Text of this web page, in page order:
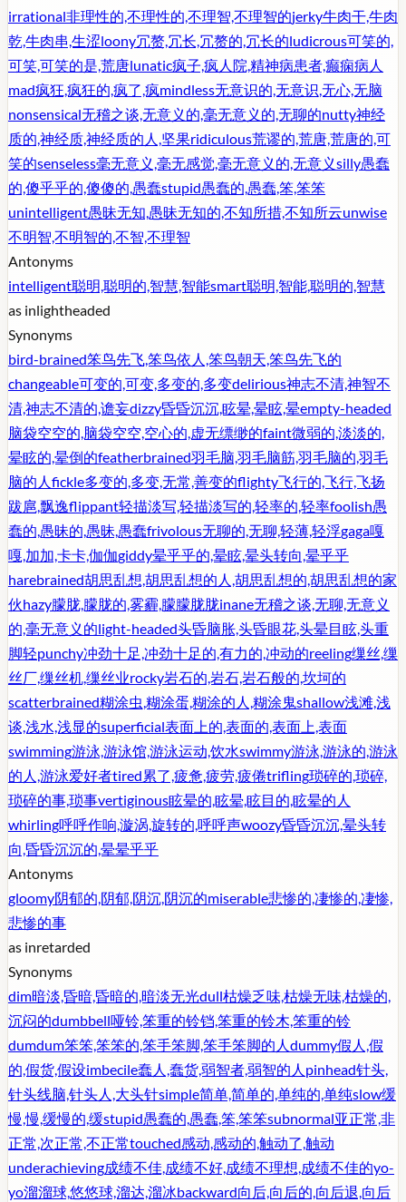
irrational非理性的,不理性的,不理智,不理智的jerky牛肉干,牛肉
乾,牛肉串,生涩loony冗赘,冗长,冗赘的,冗长的ludicrous可笑的,
可笑,可笑的是,荒唐lunatic疯子,疯人院,精神病患者,癫痫病人
mad疯狂,疯狂的,疯了,疯mindless无意识的,无意识,无心,无脑
nonsensical无稽之谈,无意义的,毫无意义的,无聊的nutty神经
质的,神经质,神经质的人,坚果ridiculous荒谬的,荒唐,荒唐的,可
笑的senseless毫无意义,毫无感觉,毫无意义的,无意义silly愚蠢
的,傻乎乎的,傻傻的,愚蠢stupid愚蠢的,愚蠢,笨,笨笨
unintelligent愚昧无知,愚昧无知的,不知所措,不知所云unwise
不明智,不明智的,不智,不理智
Antonyms
intelligent聪明,聪明的,智慧,智能smart聪明,智能,聪明的,智慧
as inlightheaded
Synonyms
bird-brained笨鸟先飞,笨鸟依人,笨鸟朝天,笨鸟先飞的
changeable可变的,可变,多变的,多变delirious神志不清,神智不
清,神志不清的,谵妄dizzy昏昏沉沉,眩晕,晕眩,晕empty-headed
脑袋空空的,脑袋空空,空心的,虚无缥缈的faint微弱的,淡淡的,
晕眩的,晕倒的featherbrained羽毛脑,羽毛脑筋,羽毛脑的,羽毛
脑的人 fickle多变的,多变,无常,善变的flighty飞行的,飞行,飞扬
跋扈,飘逸flippant轻描淡写,轻描淡写的,轻率的,轻率foolish愚
蠢的,愚昧的,愚昧,愚蠢frivolous无聊的,无聊,轻薄,轻浮gaga嘎
嘎,加加,卡卡,伽伽giddy晕乎乎的,晕眩,晕头转向,晕乎乎
harebrained胡思乱想,胡思乱想的人,胡思乱想的,胡思乱想的家
伙hazy朦胧,朦胧的,雾霾,朦朦胧胧inane无稽之谈,无聊,无意义
的,毫无意义的light-headed头昏脑胀,头昏眼花,头晕目眩,头重
脚轻punchy冲劲十足,冲劲十足的,有力的,冲动的reeling缫丝,缫
丝厂,缫丝机,缫丝业rocky岩石的,岩石,岩石般的,坎坷的
scatterbrained糊涂虫,糊涂蛋,糊涂的人,糊涂鬼shallow浅滩,浅
谈,浅水,浅显的superficial表面上的,表面的,表面上,表面
swimming游泳,游泳馆,游泳运动,饮水swimmy游泳,游泳的,游泳
的人,游泳爱好者tired累了,疲惫,疲劳,疲倦trifling琐碎的,琐碎,
琐碎的事,琐事vertiginous眩晕的,眩晕,眩目的,眩晕的人
whirling呼呼作响,漩涡,旋转的,呼呼声woozy昏昏沉沉,晕头转
向,昏昏沉沉的,晕晕乎乎
Antonyms
gloomy阴郁的,阴郁,阴沉,阴沉的miserable悲惨的,凄惨的,凄惨,
悲惨的事
as inretarded
Synonyms
dim暗淡,昏暗,昏暗的,暗淡无光dull枯燥乏味,枯燥无味,枯燥的,
沉闷的dumbbell哑铃,笨重的铃铛,笨重的铃木,笨重的铃
dumdum笨笨,笨笨的,笨手笨脚,笨手笨脚的人 dummy假人,假
的,假货,假设imbecile蠢人,蠢货,弱智者,弱智的人 pinhead针头,
针头线脑,针头人,大头针simple简单,简单的,单纯的,单纯slow缓
慢,慢,缓慢的,缓stupid愚蠢的,愚蠢,笨,笨笨subnormal亚正常,非
正常,次正常,不正常touched感动,感动的,触动了,触动
underachieving成绩不佳,成绩不好,成绩不理想,成绩不佳的yo-
yo溜溜球,悠悠球,溜达,溜冰backward向后,向后的,向后退,向后